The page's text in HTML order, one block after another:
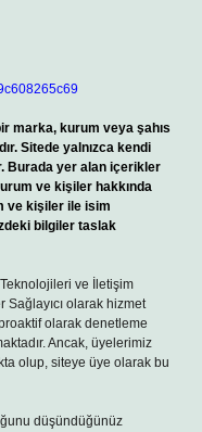
marka, kurum veya şahıs
Sitede yalnızca kendi
Burada yer alan içerikler
ve kişiler hakkında
ve kişiler ile isim
bilgiler taslak
ve İletişim
Sağlayıcı olarak hizmet
olarak denetleme
Ancak, üyelerimiz
olup, siteye üye olarak bu
düşündüğünüz